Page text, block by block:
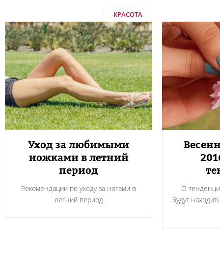
КРАСОТА
Уход за любимыми
ножками в летний
период
Рекомендации по уходу за ногами в
летний период
О
будут